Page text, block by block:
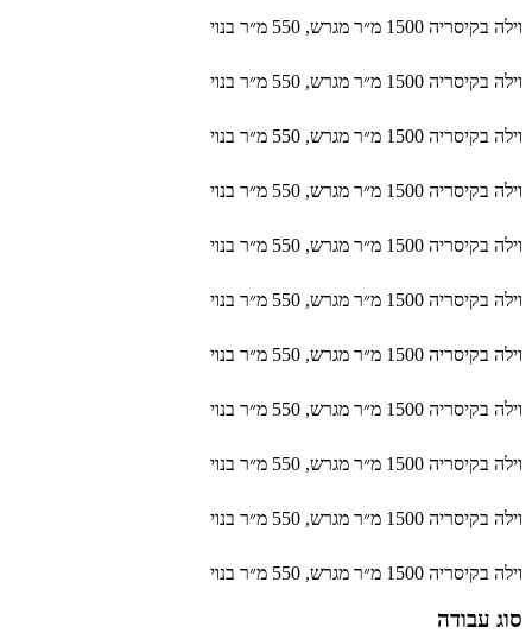
וילה בקיסריה 1500 מ״ר מגרש, 550 מ״ר בנוי
וילה בקיסריה 1500 מ״ר מגרש, 550 מ״ר בנוי
וילה בקיסריה 1500 מ״ר מגרש, 550 מ״ר בנוי
וילה בקיסריה 1500 מ״ר מגרש, 550 מ״ר בנוי
וילה בקיסריה 1500 מ״ר מגרש, 550 מ״ר בנוי
וילה בקיסריה 1500 מ״ר מגרש, 550 מ״ר בנוי
וילה בקיסריה 1500 מ״ר מגרש, 550 מ״ר בנוי
וילה בקיסריה 1500 מ״ר מגרש, 550 מ״ר בנוי
וילה בקיסריה 1500 מ״ר מגרש, 550 מ״ר בנוי
וילה בקיסריה 1500 מ״ר מגרש, 550 מ״ר בנוי
וילה בקיסריה 1500 מ״ר מגרש, 550 מ״ר בנוי
סוג עבודה